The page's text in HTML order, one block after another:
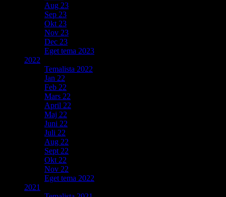
Aug 23
Sep 23
Okt 23
Nov 23
Dec 23
Eget tema 2023
2022
Temalista 2022
Jan 22
Feb 22
Mars 22
April 22
Maj 22
Juni 22
Juli 22
Aug 22
Sept 22
Okt 22
Nov 22
Eget tema 2022
2021